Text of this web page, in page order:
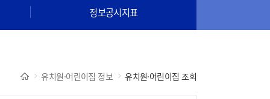
정보공시지표
유치원·어린이집 정보 유치원·어린이집 조회